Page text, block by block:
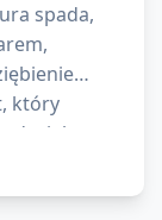
spada,
który
wieku czy
i zimą